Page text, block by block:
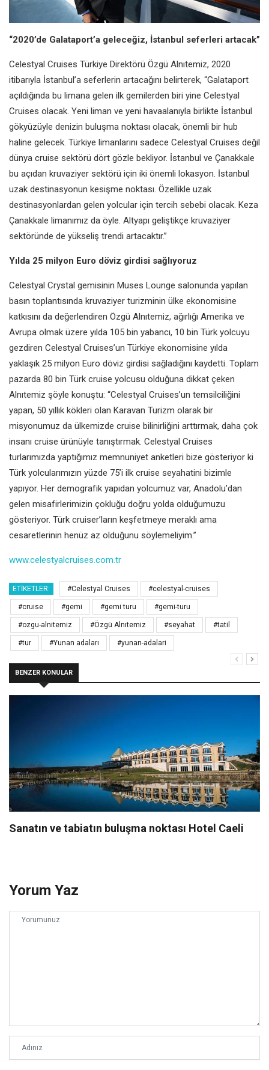
“2020’de Galataport’a geleceğiz, İstanbul seferleri artacak”
Celestyal Cruises Türkiye Direktörü Özgü Alnıtemiz, 2020
itibarıyla İstanbul’a seferlerin artacağını belirterek, “Galataport
açıldığında bu limana gelen ilk gemilerden biri yine Celestyal
Cruises olacak. Yeni liman ve yeni havaalanıyla birlikte İstanbul
gökyüzüyle denizin buluşma noktası olacak, önemli bir hub
haline gelecek. Türkiye limanlarını sadece Celestyal Cruises değil
dünya cruise sektörü dört gözle bekliyor. İstanbul ve Çanakkale
bu açıdan kruvaziyer sektörü için iki önemli lokasyon. İstanbul
uzak destinasyonun kesişme noktası. Özellikle uzak
destinasyonlardan gelen yolcular için tercih sebebi olacak. Keza
Çanakkale limanımız da öyle. Altyapı geliştikçe kruvaziyer
sektöründe de yükseliş trendi artacaktır.’’
Yılda 25 milyon Euro döviz girdisi sağlıyoruz
Celestyal Crystal gemisinin Muses Lounge salonunda yapılan
basın toplantısında kruvaziyer turizminin ülke ekonomisine
katkısını da değerlendiren Özgü Alnıtemiz, ağırlığı Amerika ve
Avrupa olmak üzere yılda 105 bin yabancı, 10 bin Türk yolcuyu
gezdiren Celestyal Cruises’un Türkiye ekonomisine yılda
yaklaşık 25 milyon Euro döviz girdisi sağladığını kaydetti. Toplam
pazarda 80 bin Türk cruise yolcusu olduğuna dikkat çeken
Alnıtemiz şöyle konuştu: “Celestyal Cruises’un temsilciliğini
yapan, 50 yıllık kökleri olan Karavan Turizm olarak bir
misyonumuz da ülkemizde cruise bilinirliğini arttırmak, daha çok
insanı cruise ürünüyle tanıştırmak. Celestyal Cruises
turlarımızda yaptığımız memnuniyet anketleri bize gösteriyor ki
Türk yolcularımızın yüzde 75’i ilk cruise seyahatini bizimle
yapıyor. Her demografik yapıdan yolcumuz var, Anadolu’dan
gelen misafirlerimizin çokluğu doğru yolda olduğumuzu
gösteriyor. Türk cruiser’ların keşfetmeye meraklı ama
cesaretlerinin henüz az olduğunu söylemeliyim.”
www.celestyalcruises.com.tr
ETIKETLER: #Celestyal Cruises #celestyal-cruises
#cruise #gemi #gemi turu #gemi-turu
#ozgu-alnitemiz #Özgü Alnıtemiz #seyahat #tatil
#tur #Yunan adaları #yunan-adalari
BENZER KONULAR
Sanatın ve tabiatın buluşma noktası Hotel Caeli
Yorum Yaz